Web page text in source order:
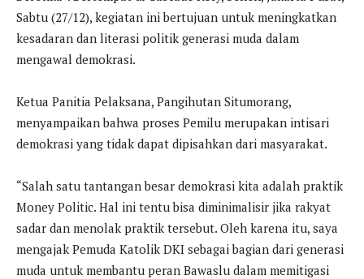
Sabtu (27/12), kegiatan ini bertujuan untuk meningkatkan
kesadaran dan literasi politik generasi muda dalam
mengawal demokrasi.
Ketua Panitia Pelaksana, Pangihutan Situmorang,
menyampaikan bahwa proses Pemilu merupakan intisari
demokrasi yang tidak dapat dipisahkan dari masyarakat.
“Salah satu tantangan besar demokrasi kita adalah praktik
Money Politic. Hal ini tentu bisa diminimalisir jika rakyat
sadar dan menolak praktik tersebut. Oleh karena itu, saya
mengajak Pemuda Katolik DKI sebagai bagian dari generasi
muda untuk membantu peran Bawaslu dalam memitigasi